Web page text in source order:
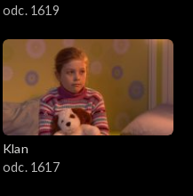
odc. 1619
Klan
odc. 1617